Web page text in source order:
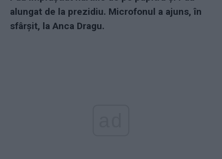
alungat de la prezidiu. Microfonul a ajuns, în
sfârșit, la Anca Dragu.